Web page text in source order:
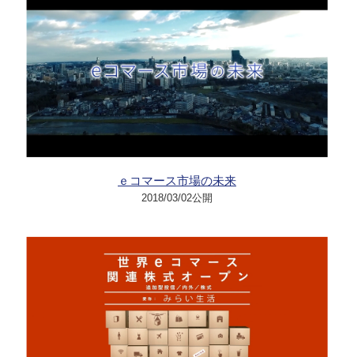
ｅコマース市場の未来
2018/03/02公開